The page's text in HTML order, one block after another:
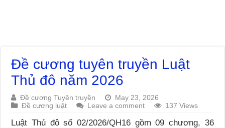
Đề cương tuyên truyền Luật
Thủ đô năm 2026
Đề cương Tuyên truyền
May 23, 2026
Đề cương luật
Leave a comment 137 Views
Luật Thủ đô số 02/2026/QH16 gồm 09 chương, 36